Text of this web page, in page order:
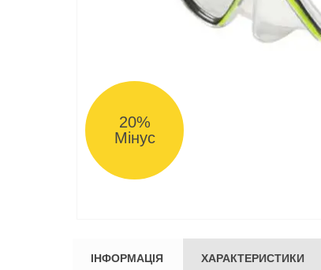
20%
Мінус
ІНФОРМАЦІЯ ХАРАКТЕРИСТИКИ